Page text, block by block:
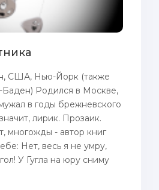
США, Нью-Йорк (также
Баден) Родился в Москве,
в годы брежневского
лирик. Прозаик.
многожды - автор книг
Нет, весь я не умру,
У Гугла на юру сниму